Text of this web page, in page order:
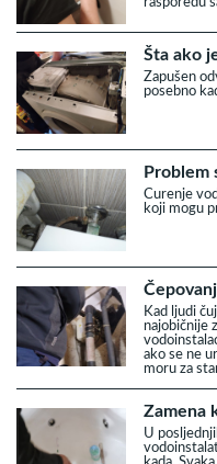
Šta ako
Zapušen
posebno
Problem
Curenje
koji mogu
Kad ljudi
najobičnije
ako se ne
moru za
Zamena
U
kada.